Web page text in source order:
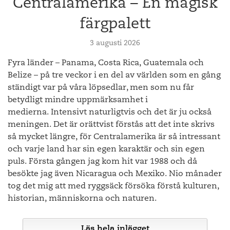
färgpalett
3 augusti 2026
Fyra länder – Panama, Costa Rica, Guatemala och
Belize – på tre veckor i en del av världen som en gång
ständigt var på våra löpsedlar, men som nu får
betydligt mindre uppmärksamhet i
medierna. Intensivt naturligtvis och det är ju också
meningen. Det är orättvist förstås att det inte skrivs
så mycket längre, för Centralamerika är så intressant
och varje land har sin egen karaktär och sin egen
puls. Första gången jag kom hit var 1988 och då
besökte jag även Nicaragua och Mexiko. Nio månader
tog det mig att med ryggsäck försöka förstå kulturen,
historian, människorna och naturen.